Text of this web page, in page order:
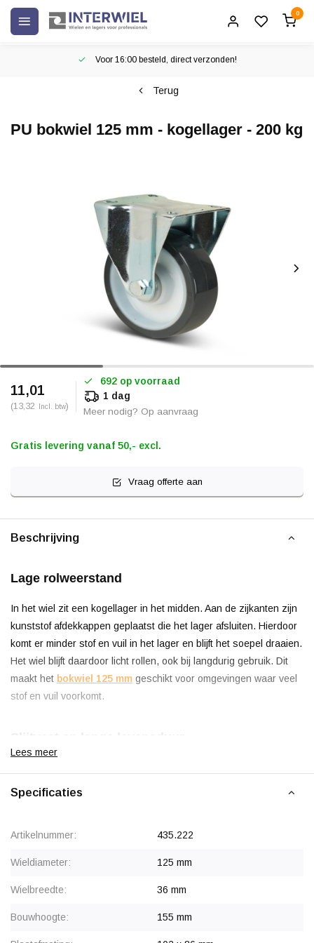
0
Voor 16:00 besteld, direct verzonden!
Terug
PU bokwiel 125 mm - kogellager - 200 kg
11,01
(13,32 Incl. btw)
692 op voorraad
1 dag
Meer nodig? Op aanvraag
Gratis levering vanaf 50,- excl.
Vraag offerte aan
Beschrijving
Lage rolweerstand
In het wiel zit een kogellager in het midden. Aan de zijkanten zijn
kunststof afdekkappen geplaatst die het lager afsluiten. Hierdoor
komt er minder stof en vuil in het lager en blijft het soepel draaien.
Het wiel blijft daardoor licht rollen, ook bij langdurig gebruik. Dit
maakt het bokwiel 125 mm geschikt voor omgevingen waar veel
stof en vuil voorkomt.
scheuren. PU slijt langzaam en dempt trillingen bij kleine
zijn de roleigenschappen aangenaam.
Lees meer
Specificaties
Artikelnummer: 435.222
Wieldiameter: 125 mm
Wielbreedte: 36 mm
Bouwhoogte: 155 mm